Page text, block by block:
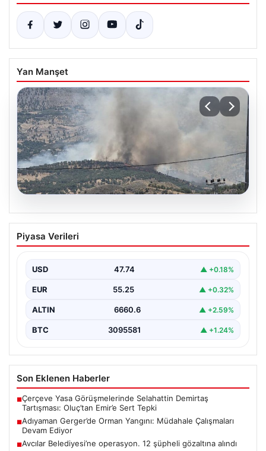
Yan Manşet
06.08.2026
Adıyaman Gerger’de Orman Yangını:
Müdahale Çalışmaları Devam Ediyor
ediyor. Çobanpınar ile Kütüklü köyleri arasında bulunan
geniş…
Piyasa Verileri
USD 47.74 ▲ +0.18%
EUR 55.25 ▲ +0.32%
ALTIN 6660.6 ▲ +2.59%
BTC 3095581 ▲ +1.24%
Son Eklenen Haberler
■Çerçeve Yasa Görüşmelerinde Selahattin Demirtaş
Tartışması: Oluç’tan Emir’e Sert Tepki
■Adıyaman Gerger’de Orman Yangını: Müdahale Çalışmaları
Devam Ediyor
■Avcılar Belediyesi’ne operasyon. 12 şüpheli gözaltına alındı